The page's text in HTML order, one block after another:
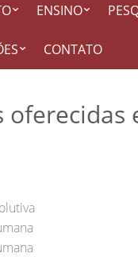
ENSINO
CONTATO